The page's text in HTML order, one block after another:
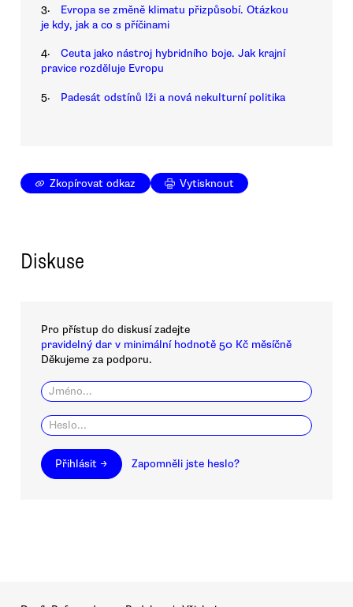
3.
Evropa se změně klimatu přizpůsobí. Otázkou
je kdy, jak a co s příčinami
4.
Ceuta jako nástroj hybridního boje. Jak krajní
pravice rozděluje Evropu
5. Padesát odstínů lži a nová nekulturní politika
Zkopírovat odkaz Vytisknout
Diskuse
Pro přístup do diskusí zadejte
pravidelný dar v minimální hodnotě 50 Kč měsíčně
Děkujeme za podporu.
Přihlásit → Zapomněli jste heslo?